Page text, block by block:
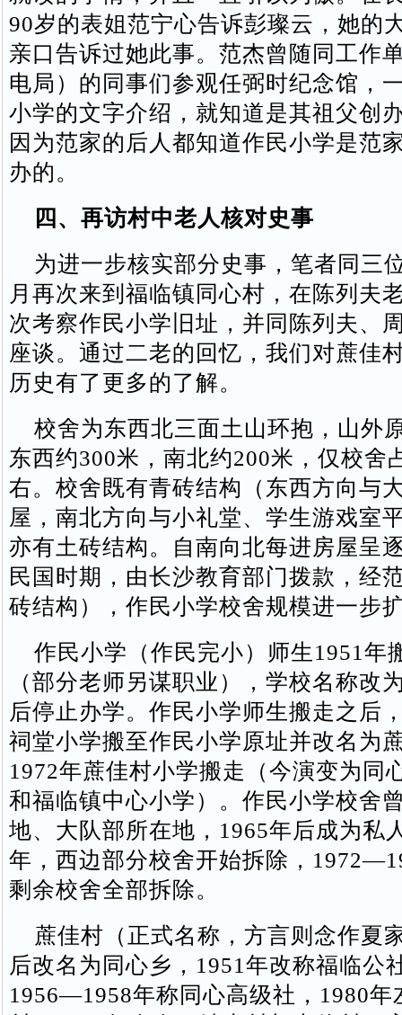
90岁的表姐范宁心告诉彭璨云，她的
亲口告诉过她此事。范杰曾随同工作
电局）的同事们参观任弼时纪念馆，
小学的文字介绍，就知道是其祖父创
因为范家的后人都知道作民小学是范
办的。
四、再访村中老人核对史事
为进一步核实部分史事，笔者同三
月再次来到福临镇同心村，在陈列夫
次考察作民小学旧址，并同陈列夫、
座谈。通过二老的回忆，我们对蔗佳
历史有了更多的了解。
校舍为东西北三面土山环抱，山外
东西约300米，南北约200米，仅校舍
右。校舍既有青砖结构（东西方向与
屋，南北方向与小礼堂、学生游戏室
亦有土砖结构。自南向北每进房屋呈
民国时期，由长沙教育部门拨款，经
砖结构），作民小学校舍规模进一步
作民小学（作民完小）师生1951年
（部分老师另谋职业），学校名称改
后停止办学。作民小学师生搬走之后
祠堂小学搬至作民小学原址并改名为
1972年蔗佳村小学搬走（今演变为同
和福临镇中心小学）。作民小学校舍
地、大队部所在地，1965年后成为私
年，西边部分校舍开始拆除，
剩余校舍全部拆除。
蔗佳村（正式名称，方言则念作夏
后改名为同心乡，1951年改称福临公
1956—1958年称同心高级社，1980年